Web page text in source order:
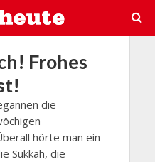
Frohes
die
hörte man ein
Sukkah, die